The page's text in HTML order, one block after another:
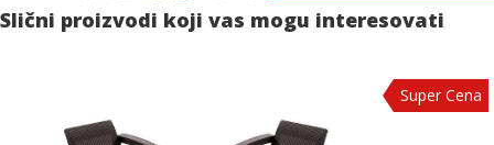
Slični proizvodi koji vas mogu interesovati
Super Cena